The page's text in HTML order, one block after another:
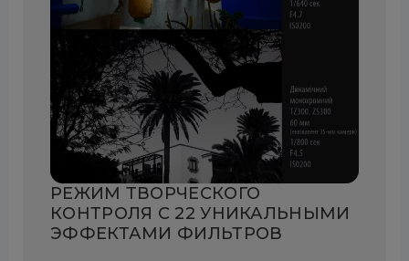
РЕЖИМ ТВОРЧЕСКОГО
КОНТРОЛЯ С 22 УНИКАЛЬНЫМИ
ЭФФЕКТАМИ ФИЛЬТРОВ